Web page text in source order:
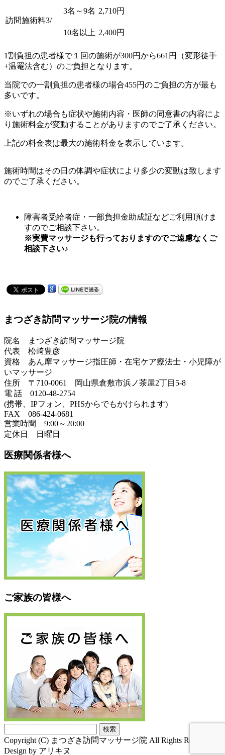
訪問施術料3/
3名～9名 2,710円
10名以上 2,400円
1割負担の患者様で１回の施術が300円から661円（変形徒手
+温罨法含む）のご負担となります。
当院での一割負担の患者様の場合455円のご負担の方が最も
多いです。
※いずれの場合も症状や施術内容・医師の同意書の内容によ
り施術料金が変動することがありますのでご了承ください。
上記の料金表は最大の施術料金を表示しています。
施術時間はその日の体調や症状により多少の変動は致します
のでご了承ください。
障害者受給者症・一部負担金助成証などご利用頂けま
すのでご相談下さい。
※実費マッサージも行っておりますのでご遠慮なくご
相談下さい♪
まつざき訪問マッサージ院の情報
院名 まつざき訪問マッサージ院
代表 松﨑豊彦
資格 あん摩マッサージ指圧師・在宅ケア療法士・小児障が
いマッサージ
住所 〒710-0061 岡山県倉敷市浜ノ茶屋2丁目5-8
電 話 0120-48-2754
(携帯、IPフォン、PHSからでもかけられます)
FAX 086-424-0681
営業時間 9:00～20:00
定休日 日曜日
医療関係者様へ
ご家族の皆様へ
索:
Copyright (C) まつざき訪問マッサージ院 All Rights Reserved.
Design by アリキヌ